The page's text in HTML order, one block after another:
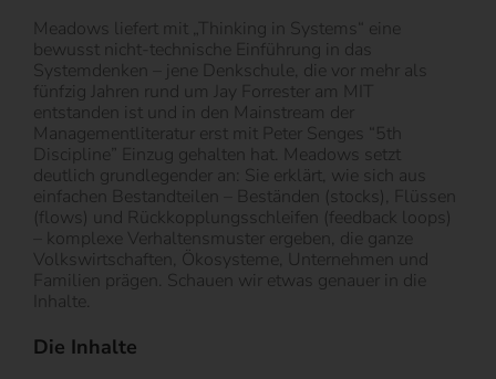
Meadows liefert mit „Thinking in Systems“ eine
bewusst nicht-technische Einführung in das
Systemdenken – jene Denkschule, die vor mehr als
fünfzig Jahren rund um Jay Forrester am MIT
entstanden ist und in den Mainstream der
Managementliteratur erst mit Peter Senges “5th
Discipline” Einzug gehalten hat. Meadows setzt
deutlich grundlegender an: Sie erklärt, wie sich aus
einfachen Bestandteilen – Beständen (stocks), Flüssen
(flows) und Rückkopplungsschleifen (feedback loops)
– komplexe Verhaltensmuster ergeben, die ganze
Volkswirtschaften, Ökosysteme, Unternehmen und
Familien prägen. Schauen wir etwas genauer in die
Inhalte.
Die Inhalte